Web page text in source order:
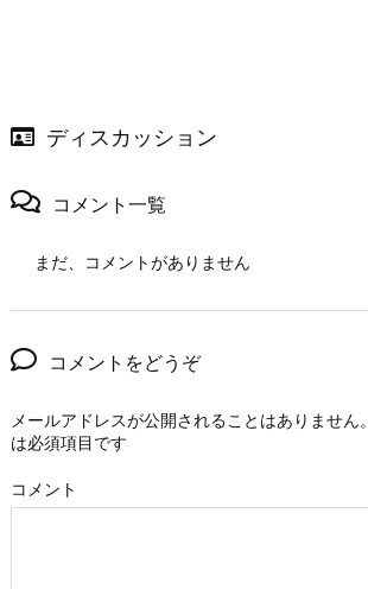
ディスカッション
コメント一覧
まだ、コメントがありません
コメントをどうぞ
メールアドレスが公開されることはありません。
は必須項目です
コメント